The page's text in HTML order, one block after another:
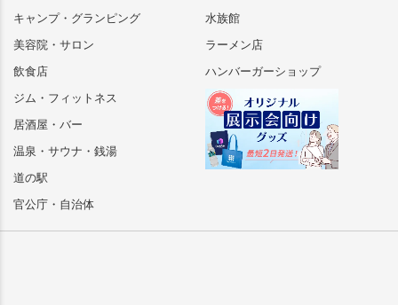
キャンプ・グランピング
美容院・サロン
飲食店
ジム・フィットネス
居酒屋・バー
温泉・サウナ・銭湯
道の駅
官公庁・自治体
水族館
ラーメン店
ハンバーガーショップ